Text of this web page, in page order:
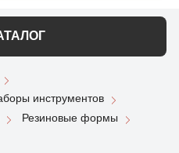
инструментов
Резиновые формы